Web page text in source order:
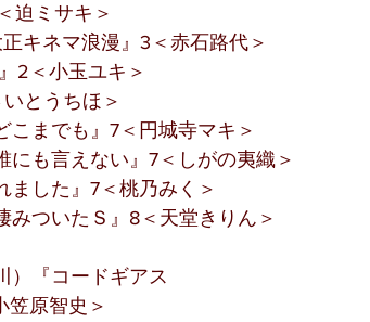
ミサキ＞
ネマ浪漫』3＜赤石路代＞
＜小玉ユキ＞
とうちほ＞
までも』7＜円城寺マキ＞
も言えない』7＜しがの夷織＞
した』7＜桃乃みく＞
ついたＳ』8＜天堂きりん＞
『コードギアス
原智史＞